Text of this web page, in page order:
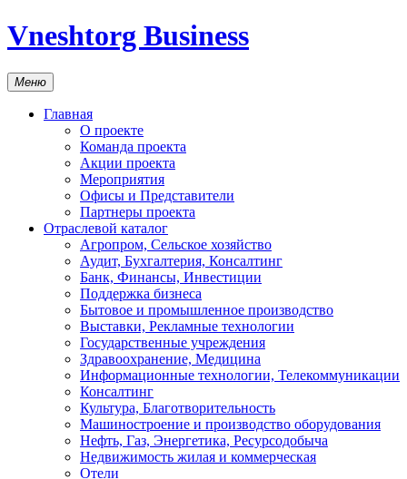
Vneshtorg Business
Меню
Главная
О проекте
Команда проекта
Акции проекта
Мероприятия
Офисы и Представители
Партнеры проекта
Отраслевой каталог
Агропром, Сельское хозяйство
Аудит, Бухгалтерия, Консалтинг
Банк, Финансы, Инвестиции
Поддержка бизнеса
Бытовое и промышленное производство
Выставки, Рекламные технологии
Государственные учреждения
Здравоохранение, Медицина
Информационные технологии, Телекоммуникации
Консалтинг
Культура, Благотворительность
Машиностроение и производство оборудования
Нефть, Газ, Энергетика, Ресурсодобыча
Недвижимость жилая и коммерческая
Отели